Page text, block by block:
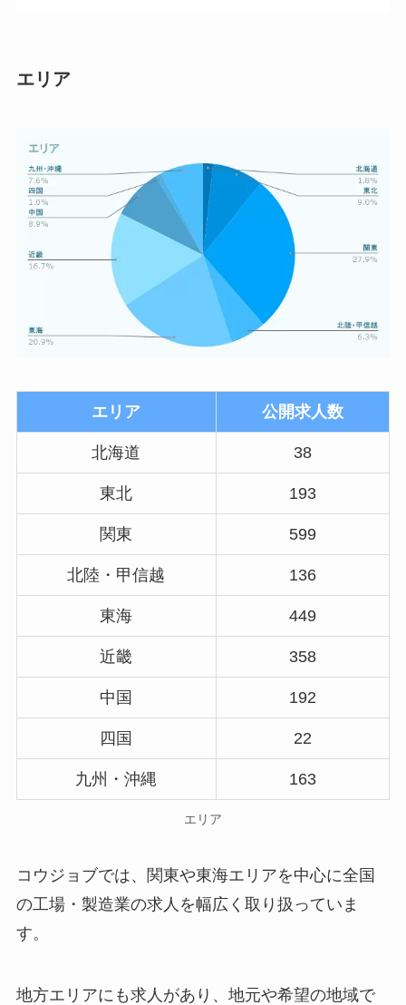
エリア
エリア 公開求人数
北海道 38
東北 193
関東 599
北陸・甲信越 136
東海 449
近畿 358
中国 192
四国 22
九州・沖縄 163
エリア
コウジョブでは、関東や東海エリアを中心に全国
の工場・製造業の求人を幅広く取り扱っていま
す。
地方エリアにも求人があり、地元や希望の地域で